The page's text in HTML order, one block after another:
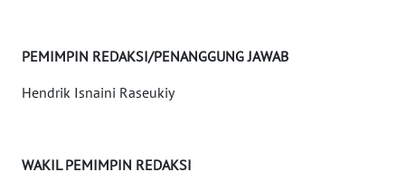
PEMIMPIN REDAKSI/PENANGGUNG JAWAB
Hendrik Isnaini Raseukiy
WAKIL PEMIMPIN REDAKSI
WN